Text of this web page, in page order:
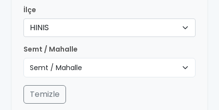
İlçe
HINIS
Semt / Mahalle
Temizle